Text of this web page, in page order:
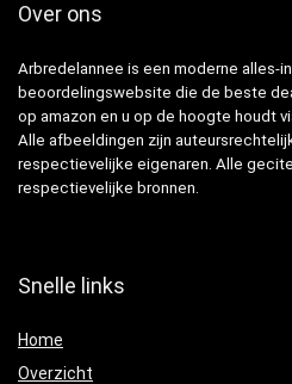
Over ons
Arbredelannee is een moderne alles-
beoordelingswebsite die de beste
op amazon en u op de hoogte houdt
Alle afbeeldingen zijn
respectievelijke eigenaren. Alle
respectievelijke bronnen.
Snelle links
Home
Overzicht